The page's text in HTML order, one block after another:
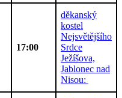
17:00
děkanský
kostel
Nejsvětějšího
Srdce
Ježíšova,
Jablonec nad
Nisou: